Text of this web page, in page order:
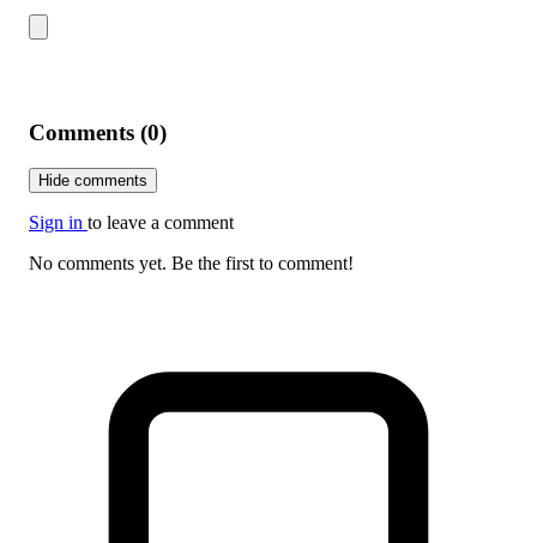
Comments (0)
Hide comments
Sign in to leave a comment
No comments yet. Be the first to comment!